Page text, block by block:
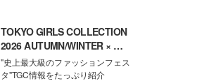
TOKYO GIRLS COLLECTION
2026 AUTUMN/WINTER × モ
デルプレス
"史上最大級のファッションフェス
タ"TGC情報をたっぷり紹介